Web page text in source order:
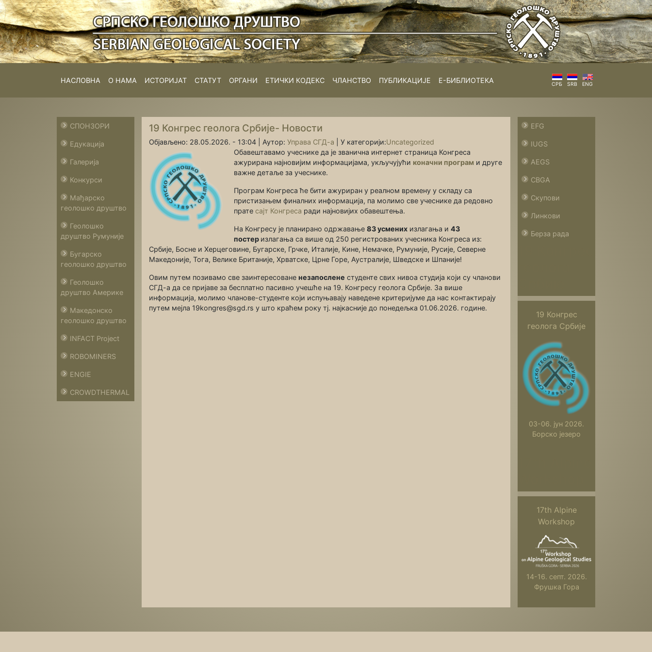
НАСЛОВНА О НАМА ИСТОРИЈАТ СТАТУТ ОРГАНИ ЕТИЧКИ КОДЕКС ЧЛАНСТВО ПУБЛИКАЦИЈЕ Е-БИБЛИОТЕКА СРБ SRB ENG
СПОНЗОРИ
Едукација
Галерија
Конкурси
Мађарско
геолошко друштво
Геолошко
друштво Румуније
Бугарско
геолошко друштво
Геолошко
друштво Америке
Македонско
геолошко друштво
INFACT Project
ROBOMINERS
ENGIE
CROWDTHERMAL
19 Конгрес геолога Србије- Новости
Објављено: 28.05.2026. - 13:04 | Аутор: Управа СГД-а У категорији:Uncategorized
Обавештавамо учеснике да је званична интернет страница Конгреса
ажурирана најновијим информацијама, укључујући коначни програм и друге
важне детаље за учеснике.
Програм Конгреса ће бити ажуриран у реалном времену у складу са
пристизањем финалних информација, па молимо све учеснике да редовно
прате сајт Конгреса ради најновијих обавештења.
На Конгресу је планирано одржавање 83 усмених излагања и 43
постер излагања са више од 250 регистрованих учесника Конгреса из:
Србије, Босне и Херцеговине, Бугарске, Грчке, Италије, Кине, Немачке, Румуније, Русије, Северне
Македоније, Тога, Велике Британије, Хрватске, Црне Горе, Аустралије, Шведске и Шпаније!
Овим путем позивамо све заинтересоване незапослене студенте свих нивоа студија који су чланови
СГД-а да се пријаве за бесплатно пасивно учешће на 19. Конгресу геолога Србије. За више
информација, молимо чланове-студенте који испуњавају наведене критеријуме да нас контактирају
путем мејла 19kongres@sgd.rs у што краћем року тј. најкасније до понедељка 01.06.2026. године.
EFG
IUGS
AEGS
CBGA
Скупови
Линкови
Берза рада
19 Конгрес
геолога Србије
03-06. јун 2026.
Борско језеро
17th Alpine
Workshop
14-16. септ. 2026.
Фрушка Гора